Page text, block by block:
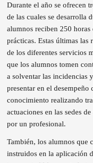
Durante el año se ofrecen
de las cuales se desarrolla
alumnos reciben 250
prácticas. Estas últimas las
de los diferentes servicios
que los alumnos tomen
a solventar las incidencias
presentar en el
conocimiento realizando
actuaciones en las sedes
por un profesional.
También, los alumnos que
instruidos en la aplicación